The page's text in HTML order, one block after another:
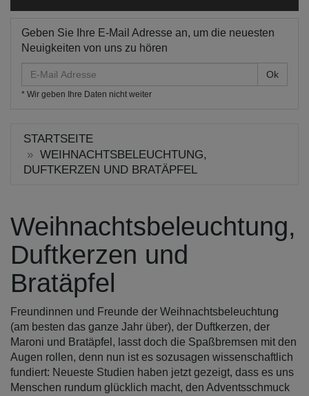
Geben Sie Ihre E-Mail Adresse an, um die neuesten
Neuigkeiten von uns zu hören
Mail
Adresse
* Wir geben Ihre Daten nicht weiter
STARTSEITE
WEIHNACHTSBELEUCHTUNG,
DUFTKERZEN UND BRATÄPFEL
Weihnachtsbeleuchtung,
Duftkerzen und
Bratäpfel
Freundinnen und Freunde der Weihnachtsbeleuchtung
(am besten das ganze Jahr über), der Duftkerzen, der
Maroni und Bratäpfel, lasst doch die Spaßbremsen mit den
Augen rollen, denn nun ist es sozusagen wissenschaftlich
fundiert: Neueste Studien haben jetzt gezeigt, dass es uns
Menschen rundum glücklich macht, den Adventsschmuck